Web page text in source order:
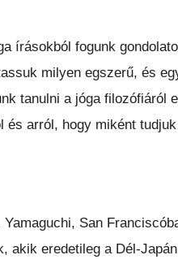
írásokból fogunk
milyen egszerű, és
tanulni a jóga filozófiáról
arról, hogy miként
San
akik eredetileg a Dél-